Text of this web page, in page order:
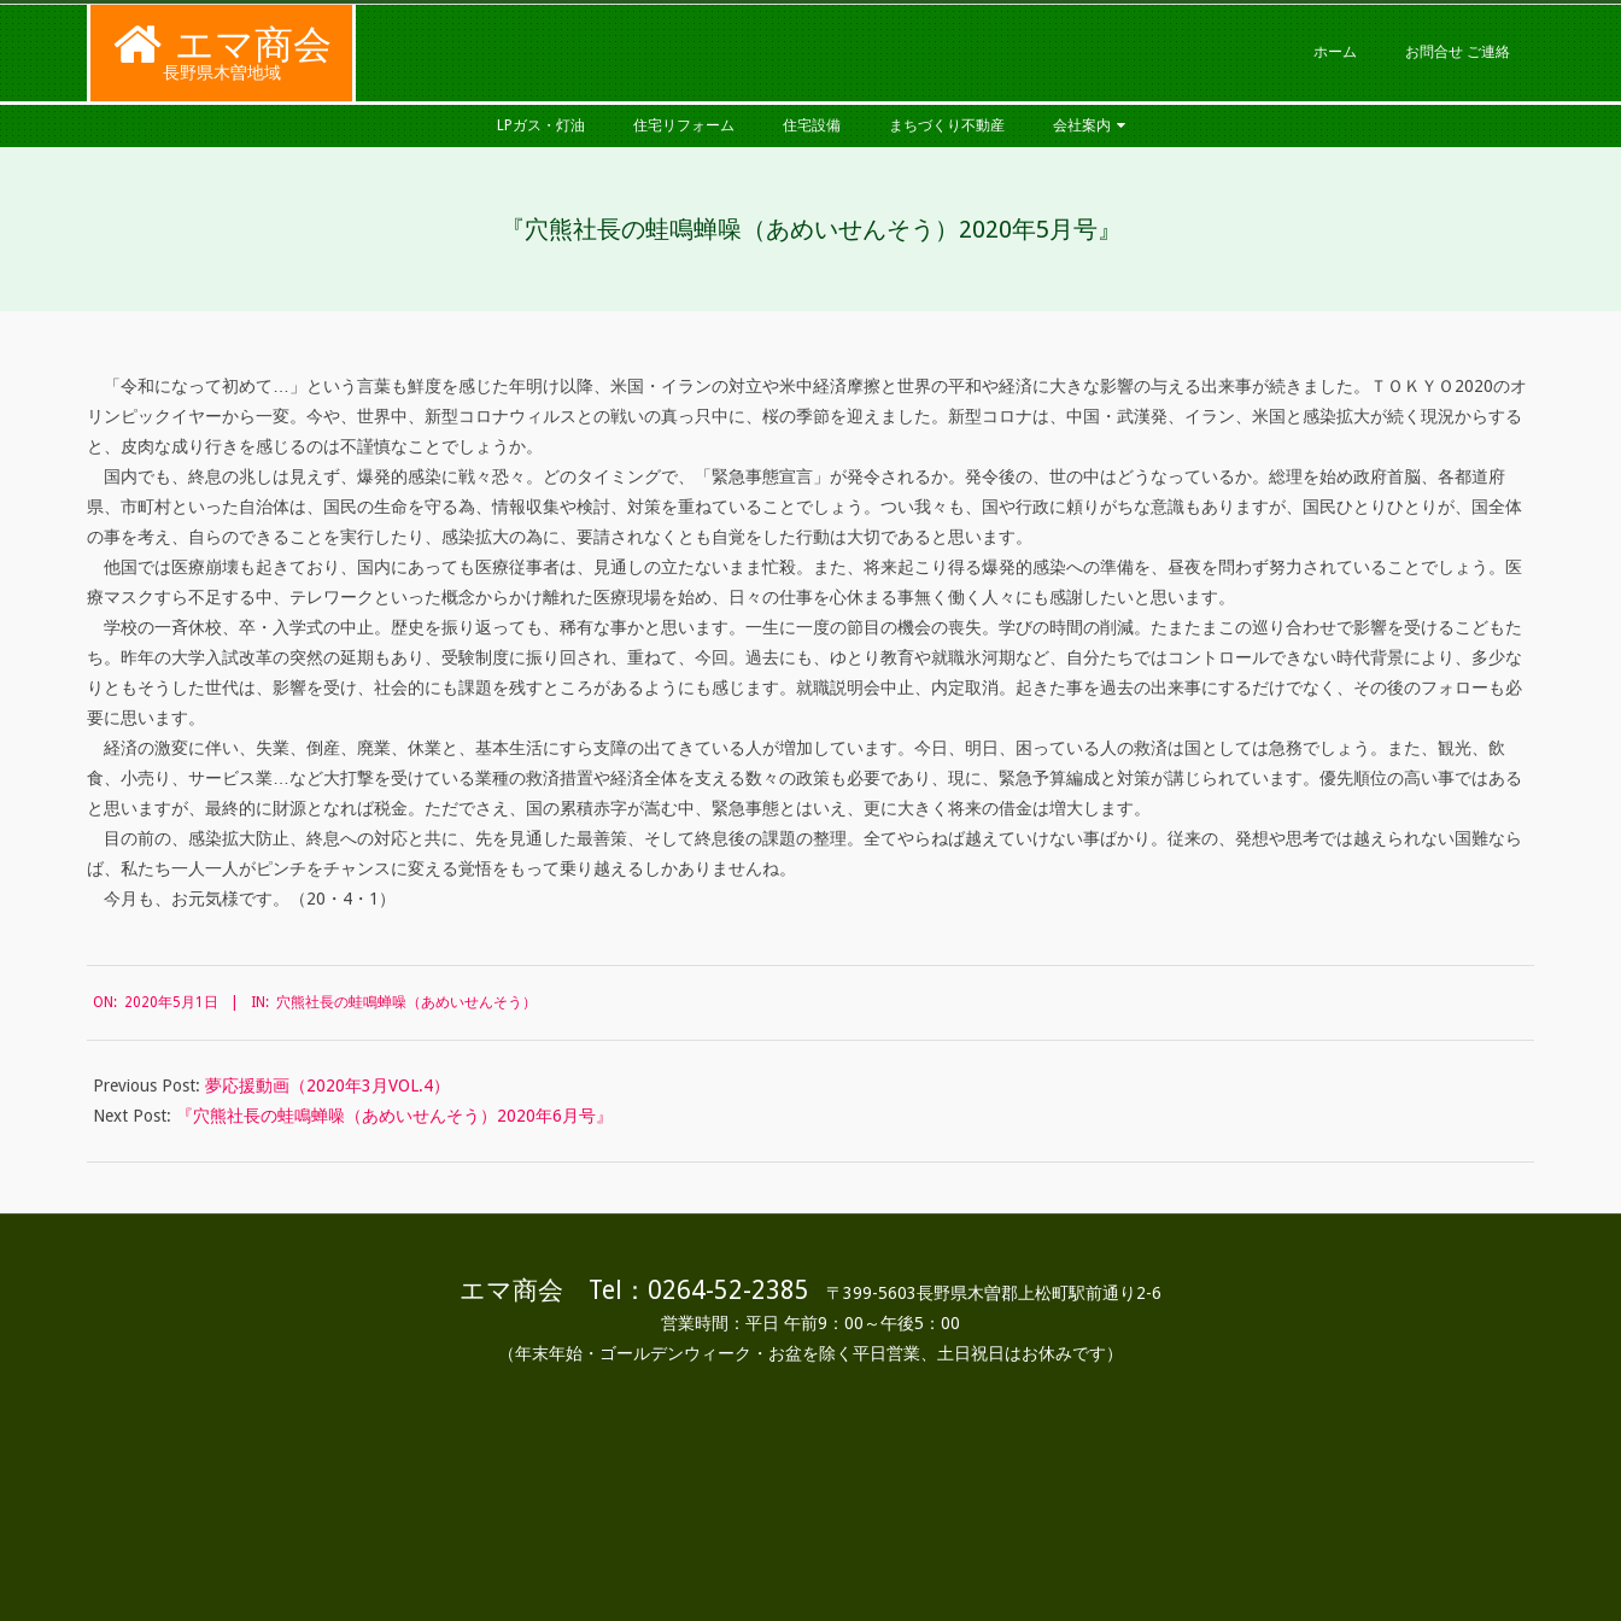
Skip
to
content
エマ商会
長野県木曽地域
PRIMARY
NAVIGATION
MENU
ホーム お問合せ ご連絡
SECONDARY
NAVIGATION
LPガス・灯油 住宅リフォーム 住宅設備 まちづくり不動産 会社案内
『穴熊社長の蛙鳴蝉噪（あめいせんそう）2020年5月号』
『
穴
熊
社
長
の
蛙
鳴
蝉
噪
（
あ
め
い
せ
ん
）
「令和になって初めて…」という言葉も鮮度を感じた年明け以降、米国・イランの対立や米中経済摩擦と世界の平和や経済に大きな影響の与える出来事が続きました。ＴＯＫＹＯ2020のオ
リンピックイヤーから一変。今や、世界中、新型コロナウィルスとの戦いの真っ只中に、桜の季節を迎えました。新型コロナは、中国・武漢発、イラン、米国と感染拡大が続く現況からする
と、皮肉な成り行きを感じるのは不謹慎なことでしょうか。
国内でも、終息の兆しは見えず、爆発的感染に戦々恐々。どのタイミングで、「緊急事態宣言」が発令されるか。発令後の、世の中はどうなっているか。総理を始め政府首脳、各都道府
県、市町村といった自治体は、国民の生命を守る為、情報収集や検討、対策を重ねていることでしょう。つい我々も、国や行政に頼りがちな意識もありますが、国民ひとりひとりが、国全体
の事を考え、自らのできることを実行したり、感染拡大の為に、要請されなくとも自覚をした行動は大切であると思います。
他国では医療崩壊も起きており、国内にあっても医療従事者は、見通しの立たないまま忙殺。また、将来起こり得る爆発的感染への準備を、昼夜を問わず努力されていることでしょう。医
療マスクすら不足する中、テレワークといった概念からかけ離れた医療現場を始め、日々の仕事を心休まる事無く働く人々にも感謝したいと思います。
学校の一斉休校、卒・入学式の中止。歴史を振り返っても、稀有な事かと思います。一生に一度の節目の機会の喪失。学びの時間の削減。たまたまこの巡り合わせで影響を受けるこどもた
ち。昨年の大学入試改革の突然の延期もあり、受験制度に振り回され、重ねて、今回。過去にも、ゆとり教育や就職氷河期など、自分たちではコントロールできない時代背景により、多少な
りともそうした世代は、影響を受け、社会的にも課題を残すところがあるようにも感じます。就職説明会中止、内定取消。起きた事を過去の出来事にするだけでなく、その後のフォローも必
要に思います。
経済の激変に伴い、失業、倒産、廃業、休業と、基本生活にすら支障の出てきている人が増加しています。今日、明日、困っている人の救済は国としては急務でしょう。また、観光、飲
食、小売り、サービス業…など大打撃を受けている業種の救済措置や経済全体を支える数々の政策も必要であり、現に、緊急予算編成と対策が講じられています。優先順位の高い事ではある
と思いますが、最終的に財源となれば税金。ただでさえ、国の累積赤字が嵩む中、緊急事態とはいえ、更に大きく将来の借金は増大します。
目の前の、感染拡大防止、終息への対応と共に、先を見通した最善策、そして終息後の課題の整理。全てやらねば越えていけない事ばかり。従来の、発想や思考では越えられない国難なら
ば、私たち一人一人がピンチをチャンスに変える覚悟をもって乗り越えるしかありませんね。
今月も、お元気様です。（20・4・1）
05-
01
ON: 2020年5月1日 IN: 穴熊社長の蛙鳴蝉噪（あめいせんそう）
Previous Post: 夢応援動画（2020年3月VOL.4）
Next Post:
『穴熊社長の蛙鳴蝉噪（あめいせんそう）2020年6月号』
エマ商会 Tel：0264-52-2385
〒399-5603長野県木曽郡上松町駅前通り2-6
営業時間：平日 午前9：00～午後5：00
（年末年始・ゴールデンウィーク・お盆を除く平日営業、土日祝日はお休みです）